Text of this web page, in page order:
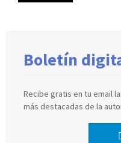
Boletín
Recibe gratis en tu email
más destacadas de la